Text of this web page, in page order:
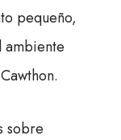
pequeño,
ambiente
sobre